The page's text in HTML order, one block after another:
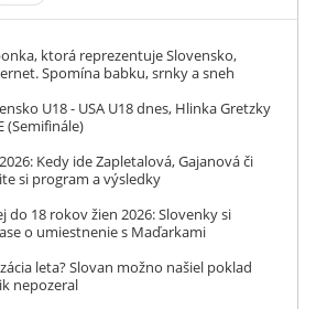
ktorá reprezentuje Slovensko,
Spomína babku, srnky a sneh
U18 - USA U18 dnes, Hlinka Gretzky
(Semifinále)
Kedy ide Zapletalová, Gajanová či
si program a výsledky
do 18 rokov žien 2026: Slovenky si
o umiestnenie s Maďarkami
leta? Slovan možno našiel poklad
nepozeral